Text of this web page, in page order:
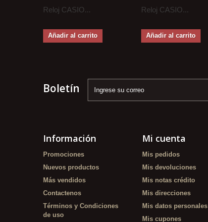
Reloj CASIO...
Añadir al carrito
Reloj CASIO...
Añadir al carrito
Boletín
Información
Promociones
Nuevos productos
Más vendidos
Contactenos
Términos y Condiciones
de uso
Mi cuenta
Mis pedidos
Mis devoluciones
Mis notas crédito
Mis direcciones
Mis datos personales
Mis cupones